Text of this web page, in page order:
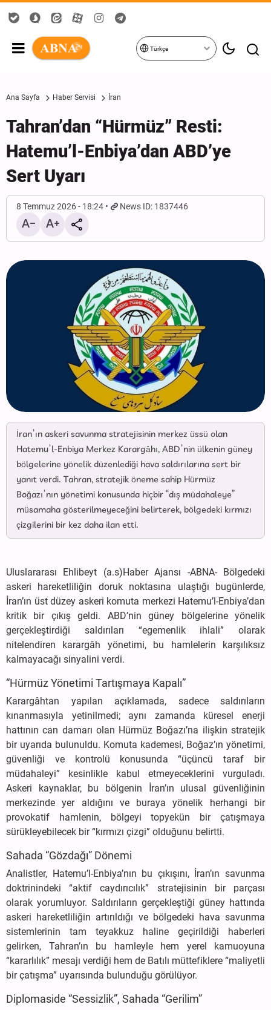
Türkçe
Ana Sayfa Haber Servisi İran
Tahran’dan “Hürmüz” Resti:
Hatemu’l-Enbiya’dan ABD’ye
Sert Uyarı
8 Temmuz 2026 - 18:24 News ID: 1837446
İran’ın askeri savunma stratejisinin merkez üssü olan
Hatemu’l-Enbiya Merkez Karargâhı, ABD’nin ülkenin güney
bölgelerine yönelik düzenlediği hava saldırılarına sert bir
yanıt verdi. Tahran, stratejik öneme sahip Hürmüz
Boğazı’nın yönetimi konusunda hiçbir “dış müdahaleye”
müsamaha gösterilmeyeceğini belirterek, bölgedeki kırmızı
çizgilerini bir kez daha ilan etti.
Uluslararası Ehlibeyt (a.s)Haber Ajansı -ABNA- Bölgedeki
askeri hareketliliğin doruk noktasına ulaştığı bugünlerde,
İran’ın üst düzey askeri komuta merkezi Hatemu’l-Enbiya’dan
kritik bir çıkış geldi. ABD’nin güney bölgelerine yönelik
gerçekleştirdiği saldırıları “egemenlik ihlali” olarak
nitelendiren karargâh yönetimi, bu hamlelerin karşılıksız
kalmayacağı sinyalini verdi.
“Hürmüz Yönetimi Tartışmaya Kapalı”
Karargâhtan yapılan açıklamada, sadece saldırıların
kınanmasıyla yetinilmedi; aynı zamanda küresel enerji
hattının can damarı olan Hürmüz Boğazı’na ilişkin stratejik
bir uyarıda bulunuldu. Komuta kademesi, Boğaz’ın yönetimi,
güvenliği ve kontrolü konusunda “üçüncü taraf bir
müdahaleyi” kesinlikle kabul etmeyeceklerini vurguladı.
Askeri kaynaklar, bu bölgenin İran’ın ulusal güvenliğinin
merkezinde yer aldığını ve buraya yönelik herhangi bir
provokatif hamlenin, bölgeyi topyekün bir çatışmaya
sürükleyebilecek bir “kırmızı çizgi” olduğunu belirtti.
Sahada “Gözdağı” Dönemi
Analistler, Hatemu’l-Enbiya’nın bu çıkışını, İran’ın savunma
doktrinindeki “aktif caydırıcılık” stratejisinin bir parçası
olarak yorumluyor. Saldırıların gerçekleştiği güney hattında
askeri hareketliliğin artırıldığı ve bölgedeki hava savunma
sistemlerinin tam teyakkuz haline geçirildiği haberleri
gelirken, Tahran’ın bu hamleyle hem yerel kamuoyuna
“kararlılık” mesajı verdiği hem de Batılı müttefiklere “maliyetli
bir çatışma” uyarısında bulunduğu görülüyor.
Diplomaside “Sessizlik”, Sahada “Gerilim”